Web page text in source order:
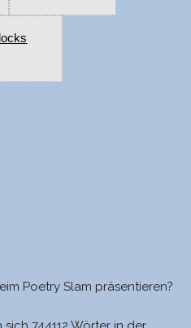
Poetry Slam präsentieren?